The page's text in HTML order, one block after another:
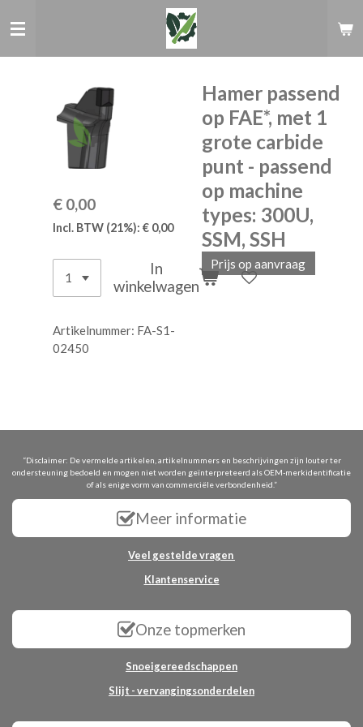
direct
Hamer passend
op FAE*, met 1
grote carbide
punt - passend
op machine
types: 300U,
SSM, SSH
Prijs op aanvraag
€ 0,00
Incl. BTW (21%): € 0,00
In
winkelwagen
Artikelnummer: FA-S1-
02450
“Disclaimer: De vermelde artikelen, artikelnummers en beschrijvingen zijn louter ter
ondersteuning bedoeld en mogen niet worden geïnterpreteerd als OEM-merkidentificatie
of als enige vorm van commerciële verbondenheid.”
Meer informatie
Veel gestelde vragen
Klantenservice
Onze topmerken
Snoeigereedschappen
Slijt - vervangingsonderdelen